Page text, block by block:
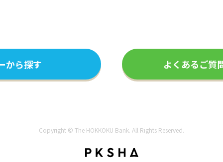
から探す よくあるご質
Copyright © The HOKKOKU Bank. All Rights Reserved.